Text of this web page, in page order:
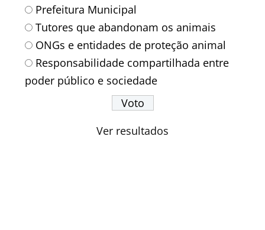
Prefeitura Municipal
Tutores que abandonam os animais
ONGs e entidades de proteção animal
Responsabilidade compartilhada entre
poder público e sociedade
Ver resultados